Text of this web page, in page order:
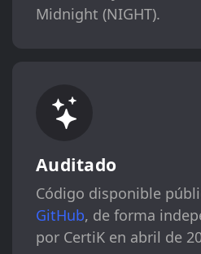
Midnight (NIGHT).
Auditado
Código disponible
GitHub, de forma
por CertiK en abril de